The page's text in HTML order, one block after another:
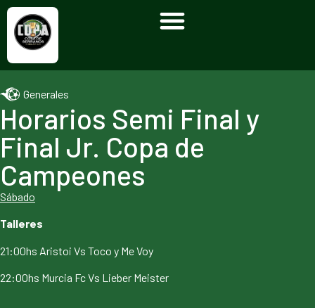
Generales
Horarios Semi Final y
Final Jr. Copa de
Campeones
Sábado
Talleres
21:00hs Aristoi Vs Toco y Me Voy
22:00hs Murcia Fc Vs Lieber Meister